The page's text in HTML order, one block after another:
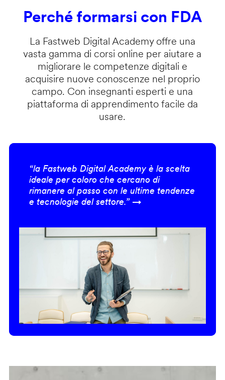
Perché formarsi con FDA
La Fastweb Digital Academy offre una
vasta gamma di corsi online per aiutare a
migliorare le competenze digitali e
acquisire nuove conoscenze nel proprio
campo. Con insegnanti esperti e una
piattaforma di apprendimento facile da
usare.
“la Fastweb Digital Academy è la scelta
ideale per coloro che cercano di
rimanere al passo con le ultime tendenze
e tecnologie del settore.” →